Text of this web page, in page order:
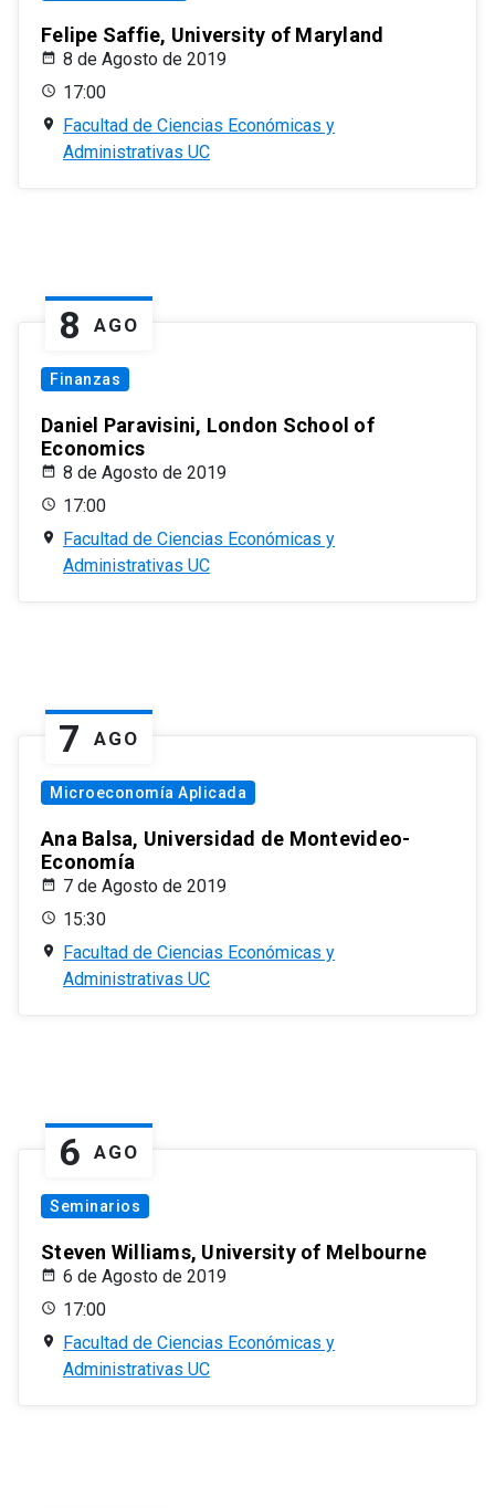
Felipe Saffie, University of Maryland
8 de Agosto de 2019
17:00
Facultad de Ciencias Económicas y
Administrativas UC
8 AGO
Finanzas
Daniel Paravisini, London School of
Economics
8 de Agosto de 2019
17:00
Facultad de Ciencias Económicas y
Administrativas UC
7 AGO
Microeconomía Aplicada
Ana Balsa, Universidad de Montevideo-
Economía
7 de Agosto de 2019
15:30
Facultad de Ciencias Económicas y
Administrativas UC
6 AGO
Seminarios
Steven Williams, University of Melbourne
6 de Agosto de 2019
17:00
Facultad de Ciencias Económicas y
Administrativas UC